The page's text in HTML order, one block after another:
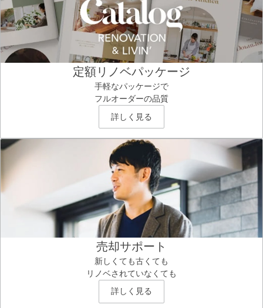
定額リノベパッケージ
手軽なパッケージで
フルオーダーの品質
詳しく見る
売却サポート
新しくても古くても
リノベされていなくても
詳しく見る